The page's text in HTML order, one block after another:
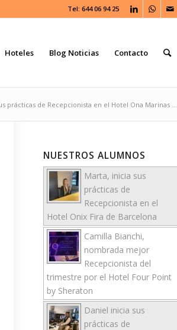
Tel: 644 06 94 25
Hoteles Blog Noticias Contacto
prácticas de Recepcionista en el Hotel Ona Marinas ...
NUESTROS ALUMNOS
Marta, inicia sus
prácticas de
Recepcionista en el
Hotel Onix Fira de Barcelona
Camilla Bianchi,
nombrada mejor
Recepcionista del
trimestre por el Hotel Four Point
by Sheraton
Daniel inicia sus
prácticas de